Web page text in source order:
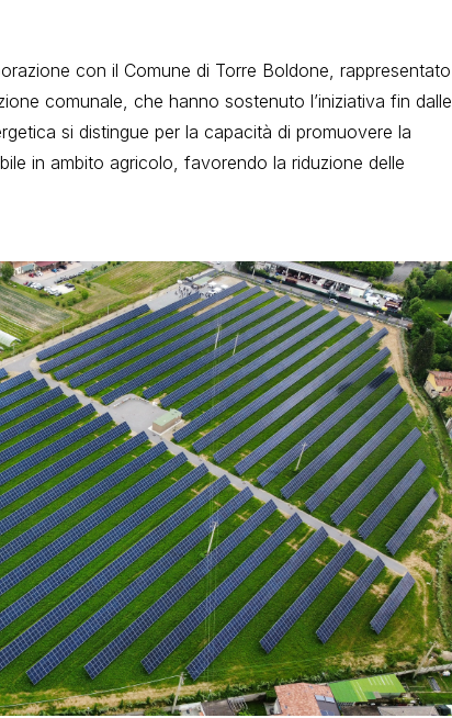
con il Comune di Torre Boldone, rappresentato
comunale, che hanno sostenuto l’iniziativa fin dalle
si distingue per la capacità di promuovere la
in ambito agricolo, favorendo la riduzione delle